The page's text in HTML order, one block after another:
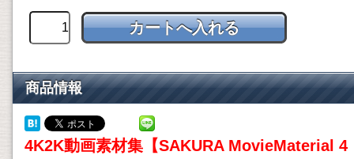
商品情報
4K2K動画素材集【SAKURA MovieMaterial 4